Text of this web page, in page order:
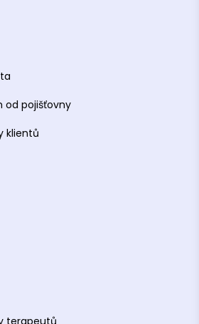
od pojišťovny
klientů
terapeutů